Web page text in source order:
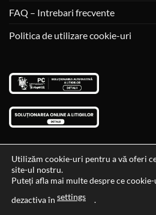
FAQ – Intrebari frecvente
Politica de utilizare cookie-uri
Data si ora ultimei actualizari al
Utilizăm cookie-uri pentru a vă oferi
site-ul nostru.
Puteți afla mai multe despre ce
dezactiva în settings .